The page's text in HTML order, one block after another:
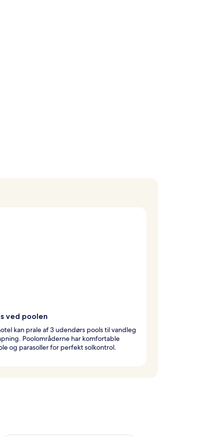
ved poolen
kan prale af 3 udendørs pools til vandleg
Poolområderne har komfortable
og parasoller for perfekt solkontrol.